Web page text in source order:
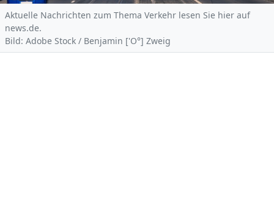
Aktuelle Nachrichten zum Thema Verkehr lesen Sie hier auf
news.de.
Bild: Adobe Stock / Benjamin ['O°] Zweig